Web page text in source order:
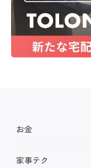
お金
家事テク